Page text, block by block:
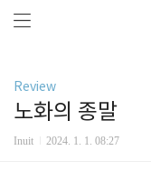
Review
노화의 종말
Inuit 2024. 1. 1. 08:27